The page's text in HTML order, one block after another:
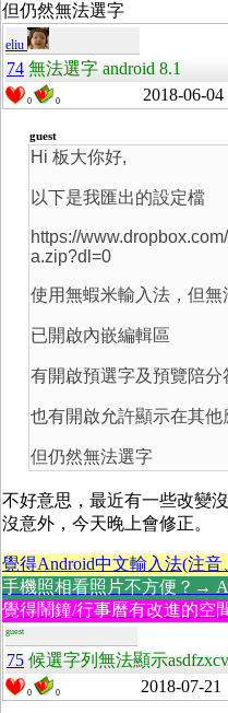
但仍然無法選字
eliu
74 無法選字 android 8.1
0 0 2018-06-04
guest
Hi 板大你好,
以下是我匯出的設定檔
https://
a.zip?dl=0
使用無蝦米輸入法，但
已開啟內嵌編輯區
有開啟預選字及預覽陪分
也有開啟允許顯示在其他
但仍然無法選字
不好意思，最近有一些改變
沒意外，今天晚上會修正。
覺得Android中文輸入法(注
手機照相看照片不方便？→
覺得鬧鐘/行事曆有改進的空
guest
75 候選字列無法顯示
0 0 2018-07-21